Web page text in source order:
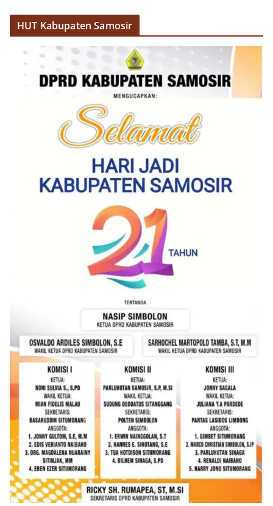
memperingati hari bersejarah bangsa
Indonesia.‎‎”Kami mengimbau kepada seluruh
warga agar mulai mempersiapkan dan memasang
bendera Merah Putih di depan rumah masing-
masing secara penuh. Ini adalah bentuk
penghormatan kita bersama terhadap
perjuangan para pahlawan yang telah merebut
kemerdekaan,” ujar Aiptu Muliyadi Suraukur saat
berdialog dengan warga.‎‎Ia juga menambahkan
agar warga memperhatikan kondisi bendera yang
akan dikibarkan, memastikan bendera dalam
keadaan bersih, tidak sobek, dan layak untuk
dikibarkan sebagai simbol kehormatan
negara.‎‎‎Selain menyampaikan imbauan terkait
bendera, kegiatan sambang DDS ini juga
dimanfaatkan sebagai sarana deteksi dini (early
warning) guna mengantisipasi potensi gangguan
keamanan dan ketertiban masyarakat
(Kamtibmas) di lingkungan tempat tinggal warga.
Melalui interaksi langsung tersebut,
Bhabinkamtibmas dapat menghimpun informasi
awal terkait situasi sosial, potensi kerawanan,
maupun hal-hal yang dapat mengganggu
kondusivitas wilayah, khususnya menjelang
perayaan HUT Kemerdekaan RI yang biasanya
diwarnai dengan berbagai kegiatan dan
keramaian warga.‎‎Dengan adanya deteksi dini ini,
diharapkan potensi gangguan keamanan dapat
diantisipasi sejak awal sehingga situasi di
Kelurahan Sunggal tetap terjaga aman, tertib,
dan kondusif hingga puncak perayaan HUT
Kemerdekaan RI berlangsung.‎‎Wujud Kedekatan
Polri dengan Masyarakat‎Kegiatan sambang Door
to Door System ini merupakan salah satu bentuk
implementasi program Polri Presisi yang
mengedepankan kehadiran dan kedekatan
personel Kepolisian dengan masyarakat. Melalui
kegiatan semacam ini, Bhabinkamtibmas tidak
hanya berperan sebagai penyampai informasi
dan imbauan, tetapi juga sebagai mitra
HUT Kabupaten Samosir